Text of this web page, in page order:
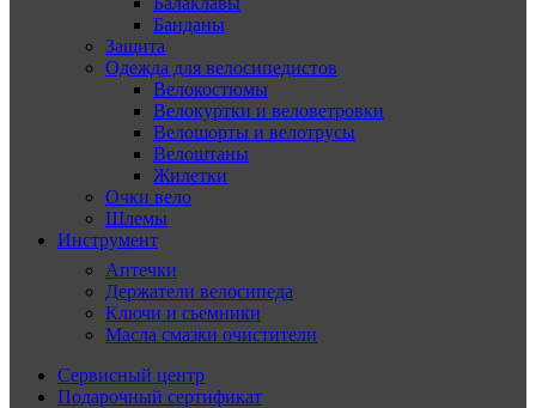
Банданы
Защита
Одежда для велосипедистов
Велокостюмы
Велокуртки и веловетровки
Велошорты и велотрусы
Велоштаны
Жилетки
Очки вело
Шлемы
Инструмент
Аптечки
Держатели велосипеда
Ключи и сьемники
Масла смазки очистители
Сервисный центр
Подарочный сертификат